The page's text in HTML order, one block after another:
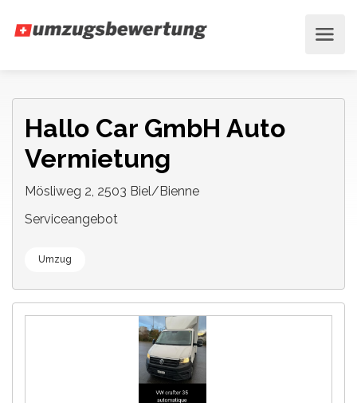
Hallo Car GmbH Auto
Vermietung
Mösliweg 2, 2503 Biel/Bienne
Serviceangebot
Umzug